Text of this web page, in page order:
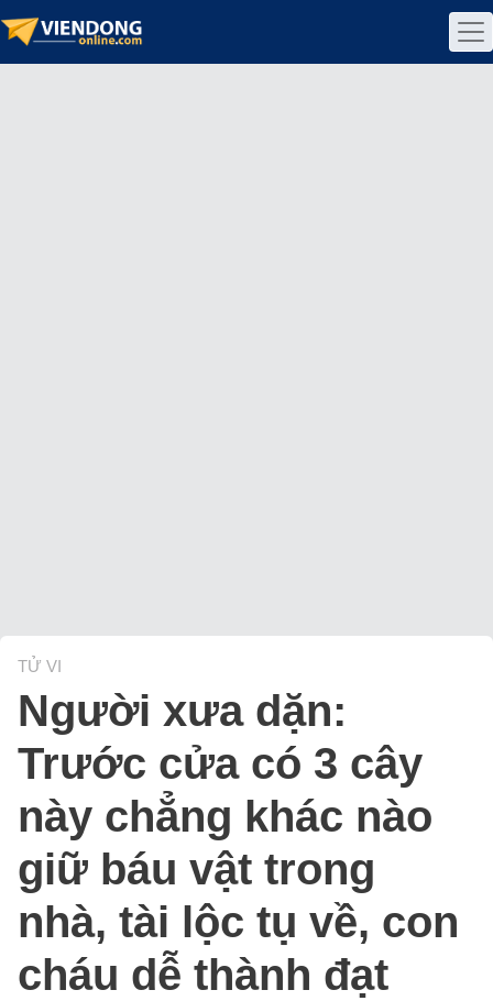
TỬ VI
Người xưa dặn:
Trước cửa có 3 cây
này chẳng khác nào
giữ báu vật trong
nhà, tài lộc tụ về, con
cháu dễ thành đạt